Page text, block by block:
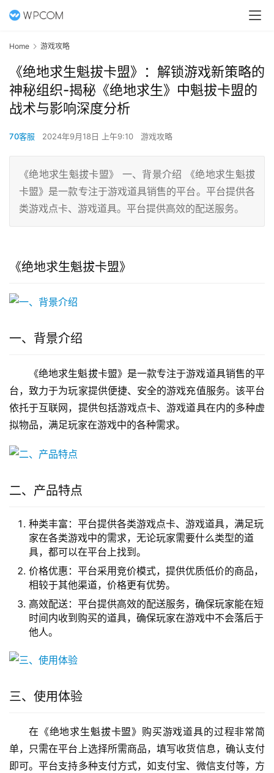
Home 游戏攻略
《绝地求生魁拔卡盟》：解锁游戏新策略的
神秘组织-揭秘《绝地求生》中魁拔卡盟的
战术与影响深度分析
70客服 2024年9月18日 上午9:10 游戏攻略
《绝地求生魁拔卡盟》 一、背景介绍 《绝地求生魁拔
卡盟》是一款专注于游戏道具销售的平台。平台提供各
类游戏点卡、游戏道具。平台提供高效的配送服务。
《绝地求生魁拔卡盟》
一、背景介绍
《绝地求生魁拔卡盟》是一款专注于游戏道具销售的平
台，致力于为玩家提供便捷、安全的游戏充值服务。该平台
依托于互联网，提供包括游戏点卡、游戏道具在内的多种虚
拟物品，满足玩家在游戏中的各种需求。
二、产品特点
种类丰富：平台提供各类游戏点卡、游戏道具，满足玩
家在各类游戏中的需求，无论玩家需要什么类型的道
具，都可以在平台上找到。
价格优惠：平台采用竞价模式，提供优质低价的商品，
相较于其他渠道，价格更有优势。
高效配送：平台提供高效的配送服务，确保玩家能在短
时间内收到购买的道具，确保玩家在游戏中不会落后于
他人。
三、使用体验
在《绝地求生魁拔卡盟》购买游戏道具的过程非常简
单，只需在平台上选择所需商品，填写收货信息，确认支付
即可。平台支持多种支付方式，如支付宝、微信支付等，方